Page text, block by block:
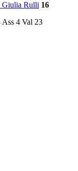
Giulia Rulli 16
Ass 4 Val 23